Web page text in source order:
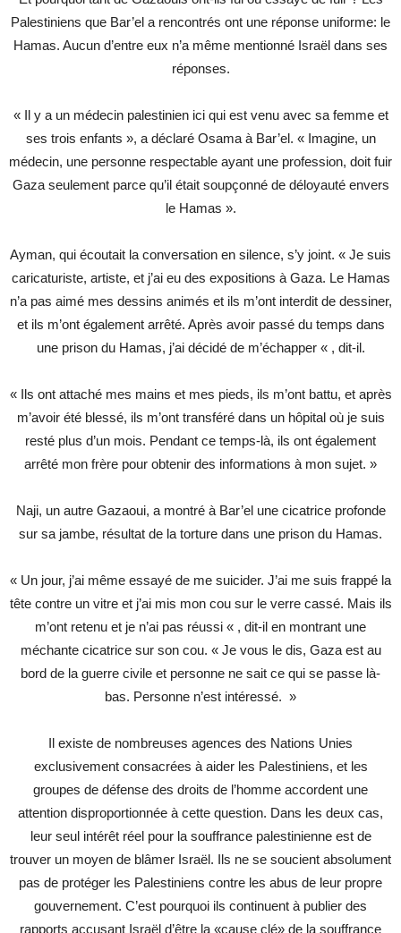
Palestiniens que Bar’el a rencontrés ont une réponse uniforme: le
Hamas. Aucun d’entre eux n’a même mentionné Israël dans ses
réponses.
« Il y a un médecin palestinien ici qui est venu avec sa femme et
ses trois enfants », a déclaré Osama à Bar’el. « Imagine, un
médecin, une personne respectable ayant une profession, doit fuir
Gaza seulement parce qu’il était soupçonné de déloyauté envers
le Hamas ».
Ayman, qui écoutait la conversation en silence, s’y joint. « Je suis
caricaturiste, artiste, et j’ai eu des expositions à Gaza. Le Hamas
n’a pas aimé mes dessins animés et ils m’ont interdit de dessiner,
et ils m’ont également arrêté. Après avoir passé du temps dans
une prison du Hamas, j’ai décidé de m’échapper « , dit-il.
« Ils ont attaché mes mains et mes pieds, ils m’ont battu, et après
m’avoir été blessé, ils m’ont transféré dans un hôpital où je suis
resté plus d’un mois. Pendant ce temps-là, ils ont également
arrêté mon frère pour obtenir des informations à mon sujet. »
Naji, un autre Gazaoui, a montré à Bar’el une cicatrice profonde
sur sa jambe, résultat de la torture dans une prison du Hamas.
« Un jour, j’ai même essayé de me suicider. J’ai me suis frappé la
tête contre un vitre et j’ai mis mon cou sur le verre cassé. Mais ils
m’ont retenu et je n’ai pas réussi « , dit-il en montrant une
méchante cicatrice sur son cou. « Je vous le dis, Gaza est au
bord de la guerre civile et personne ne sait ce qui se passe là-
bas. Personne n’est intéressé. »
Il existe de nombreuses agences des Nations Unies
exclusivement consacrées à aider les Palestiniens, et les
groupes de défense des droits de l’homme accordent une
attention disproportionnée à cette question. Dans les deux cas,
leur seul intérêt réel pour la souffrance palestinienne est de
trouver un moyen de blâmer Israël. Ils ne se soucient absolument
pas de protéger les Palestiniens contre les abus de leur propre
gouvernement. C’est pourquoi ils continuent à publier des
rapports accusant Israël d’être la «cause clé» de la souffrance